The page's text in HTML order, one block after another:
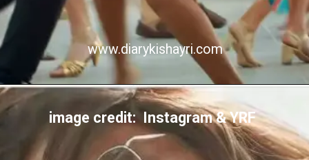
www.diarykishayri.com
image credit: Instagram & YRF